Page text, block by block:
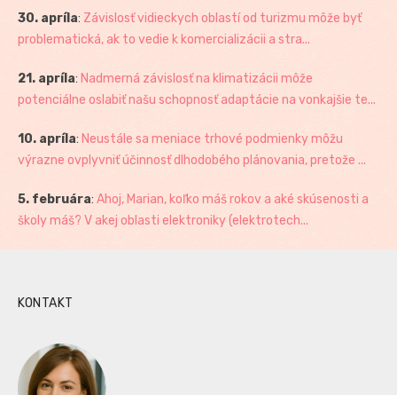
30. apríla: Závislosť vidieckych oblastí od turizmu môže byť
problematická, ak to vedie k komercializácii a stra...
21. apríla: Nadmerná závislosť na klimatizácii môže
potenciálne oslabiť našu schopnosť adaptácie na vonkajšie te...
10. apríla: Neustále sa meniace trhové podmienky môžu
výrazne ovplyvniť účinnosť dlhodobého plánovania, pretože ...
5. februára: Ahoj, Marian, koľko máš rokov a aké skúsenosti a
školy máš? V akej oblasti elektroniky (elektrotech...
KONTAKT